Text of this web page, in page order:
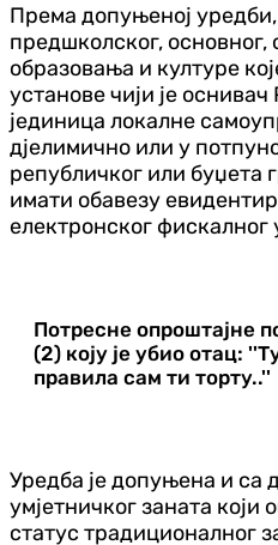
Према допуњеној уредби,
предшколског, основног,
образовања и културе
установе чији је
јединица локалне
дјелимично или у
републичког или буџета
имати обавезу
електронског фискалног
Потресне опроштајне
(2) коју је убио отац:
правила сам ти торту..''
Уредба је допуњена и са
умјетничког заната који
статус традиционалног